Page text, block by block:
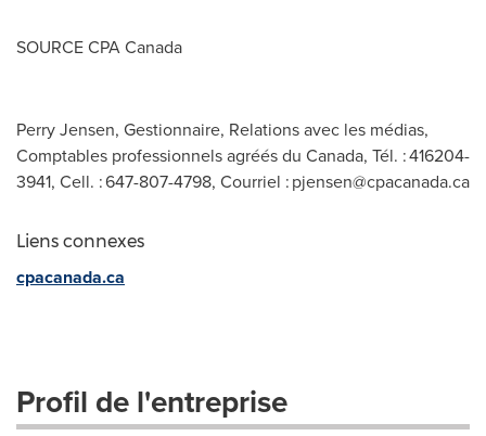
SOURCE CPA Canada
Perry Jensen, Gestionnaire, Relations avec les médias,
Comptables professionnels agréés du Canada, Tél. : 416204-
3941, Cell. : 647-807-4798, Courriel :pjensen@cpacanada.ca
Liens connexes
cpacanada.ca
Profil de l'entreprise